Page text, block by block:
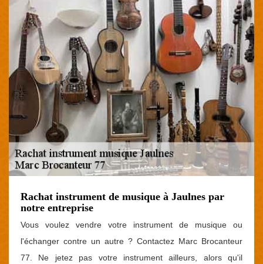
Rachat instrument de musique à Jaulnes par
notre entreprise
Vous voulez vendre votre instrument de musique ou
l'échanger contre un autre ? Contactez Marc Brocanteur
77. Ne jetez pas votre instrument ailleurs, alors qu'il